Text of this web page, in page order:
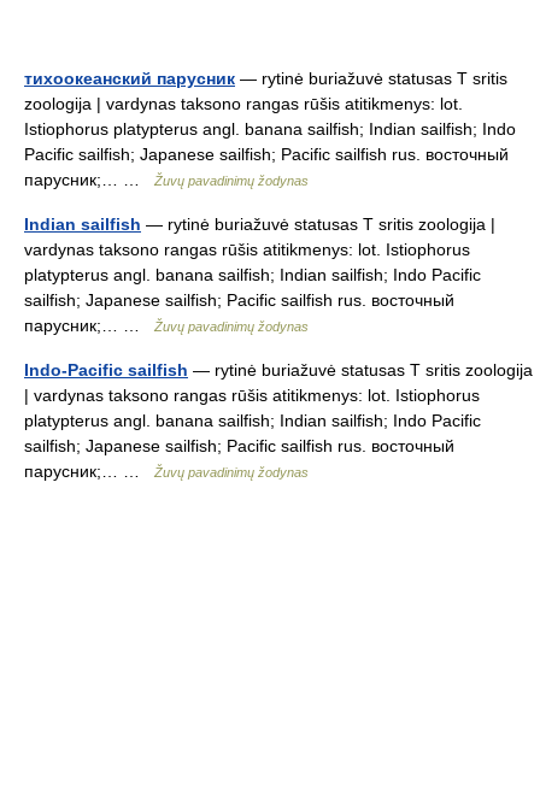
тихоокеанский парусник — rytinė buriažuvė statusas T sritis
zoologija | vardynas taksono rangas rūšis atitikmenys: lot.
Istiophorus platypterus angl. banana sailfish; Indian sailfish; Indo
Pacific sailfish; Japanese sailfish; Pacific sailfish rus. восточный
парусник;… …
Žuvų pavadinimų žodynas
Indian sailfish — rytinė buriažuvė statusas T sritis zoologija |
vardynas taksono rangas rūšis atitikmenys: lot. Istiophorus
platypterus angl. banana sailfish; Indian sailfish; Indo Pacific
sailfish; Japanese sailfish; Pacific sailfish rus. восточный
парусник;… …
Žuvų pavadinimų žodynas
Indo-Pacific sailfish — rytinė buriažuvė statusas T sritis zoologija
| vardynas taksono rangas rūšis atitikmenys: lot. Istiophorus
platypterus angl. banana sailfish; Indian sailfish; Indo Pacific
sailfish; Japanese sailfish; Pacific sailfish rus. восточный
парусник;… …
Žuvų pavadinimų žodynas